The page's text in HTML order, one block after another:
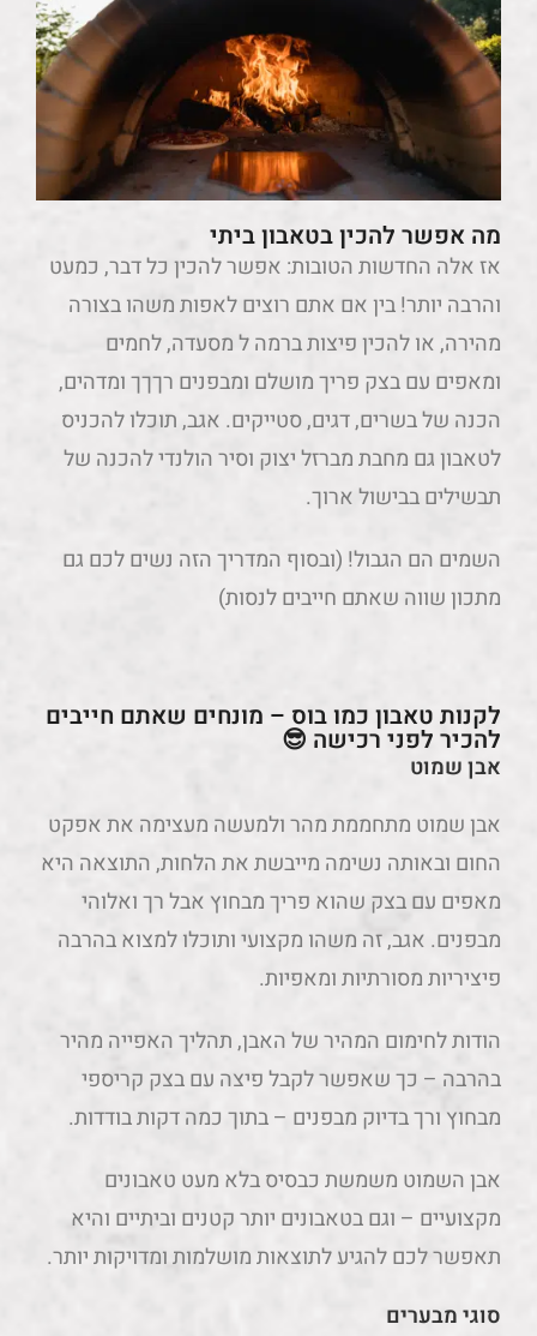
מה אפשר להכין בטאבון ביתי
אז אלה החדשות הטובות: אפשר להכין כל דבר, כמעט
והרבה יותר! בין אם אתם רוצים לאפות משהו בצורה
מהירה, או להכין פיצות ברמה ל מסעדה, לחמים
ומאפים עם בצק פריך מושלם ומבפנים רךךך ומדהים,
הכנה של בשרים, דגים, סטייקים. אגב, תוכלו להכניס
לטאבון גם מחבת מברזל יצוק וסיר הולנדי להכנה של
תבשילים בבישול ארוך.
השמים הם הגבול! (ובסוף המדריך הזה נשים לכם גם
מתכון שווה שאתם חייבים לנסות)
לקנות טאבון כמו בוס – מונחים שאתם חייבים
להכיר לפני רכישה 😎
אבן שמוט
אבן שמוט מתחממת מהר ולמעשה מעצימה את אפקט
החום ובאותה נשימה מייבשת את הלחות, התוצאה היא
מאפים עם בצק שהוא פריך מבחוץ אבל רך ואלוהי
מבפנים. אגב, זה משהו מקצועי ותוכלו למצוא בהרבה
פיציריות מסורתיות ומאפיות.
הודות לחימום המהיר של האבן, תהליך האפייה מהיר
בהרבה – כך שאפשר לקבל פיצה עם בצק קריספי
מבחוץ ורך בדיוק מבפנים – בתוך כמה דקות בודדות.
אבן השמוט משמשת כבסיס בלא מעט טאבונים
מקצועיים – וגם בטאבונים יותר קטנים וביתיים והיא
תאפשר לכם להגיע לתוצאות מושלמות ומדויקות יותר.
סוגי מבערים